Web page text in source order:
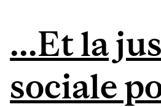
...Et la
sociale